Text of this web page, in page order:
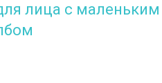
лица с маленьким